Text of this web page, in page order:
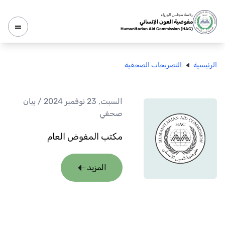
رئاسة مجلس الوزراء
مفوضية العون الإنساني
Humanitarian Aid Commission (HAC)
الرئيسية التصريحات الصحفية
السبت, 23 نوفمبر 2024 / بيان
صحفي
مكتب المفوض العام
المزيد